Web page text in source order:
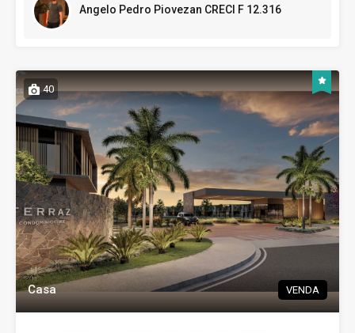
Angelo Pedro Piovezan CRECI F 12.316
40
Casa VENDA